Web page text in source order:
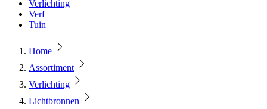
Verlichting
Verf
Tuin
Home
Assortiment
Verlichting
Lichtbronnen